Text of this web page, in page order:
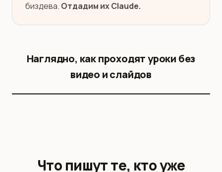
биздева. Отдадим их Claude.
Наглядно, как проходят уроки без
видео и слайдов
Что пишут те, кто уже